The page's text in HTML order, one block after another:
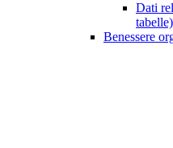
Dati
tabelle)
Benessere